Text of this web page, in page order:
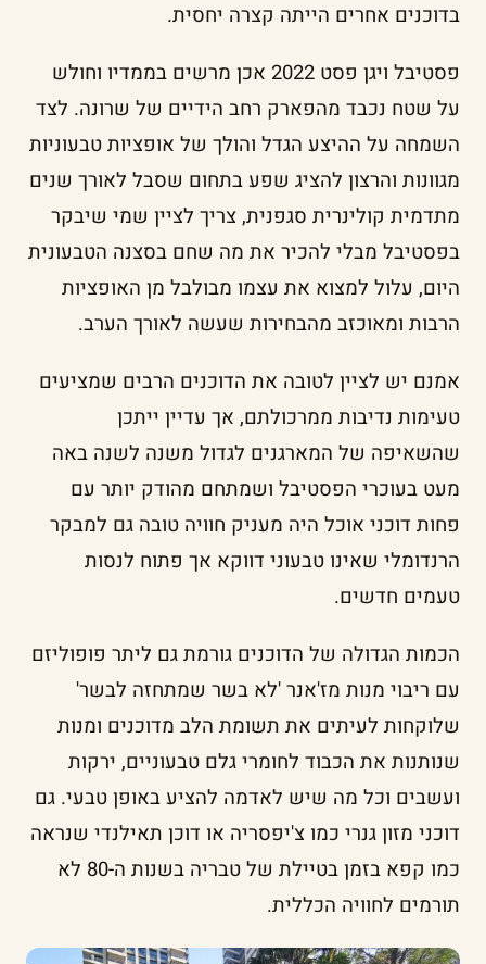
בדוכנים אחרים הייתה קצרה יחסית.
פסטיבל ויגן פסט 2022 אכן מרשים בממדיו וחולש
על שטח נכבד מהפארק רחב הידיים של שרונה. לצד
השמחה על ההיצע הגדל והולך של אופציות טבעוניות
מגוונות והרצון להציג שפע בתחום שסבל לאורך שנים
מתדמית קולינרית סגפנית, צריך לציין שמי שיבקר
בפסטיבל מבלי להכיר את מה שחם בסצנה הטבעונית
היום, עלול למצוא את עצמו מבולבל מן האופציות
הרבות ומאוכזב מהבחירות שעשה לאורך הערב.
אמנם יש לציין לטובה את הדוכנים הרבים שמציעים
טעימות נדיבות ממרכולתם, אך עדיין ייתכן
שהשאיפה של המארגנים לגדול משנה לשנה באה
מעט בעוכרי הפסטיבל ושמתחם מהודק יותר עם
פחות דוכני אוכל היה מעניק חוויה טובה גם למבקר
הרנדומלי שאינו טבעוני דווקא אך פתוח לנסות
טעמים חדשים.
הכמות הגדולה של הדוכנים גורמת גם ליתר פופוליזם
עם ריבוי מנות מז'אנר 'לא בשר שמתחזה לבשר'
שלוקחות לעיתים את תשומת הלב מדוכנים ומנות
שנותנות את הכבוד לחומרי גלם טבעוניים, ירקות
ועשבים וכל מה שיש לאדמה להציע באופן טבעי. גם
דוכני מזון גנרי כמו צ'יפסריה או דוכן תאילנדי שנראה
כמו קפא בזמן בטיילת של טבריה בשנות ה-80 לא
תורמים לחוויה הכללית.